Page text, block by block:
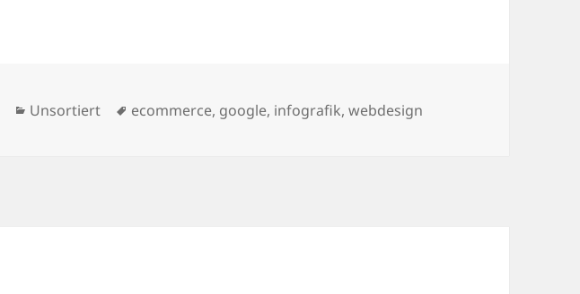
Kategorien
Unsortiert Schlagwörter
ecommerce, google, infografik,webdesign